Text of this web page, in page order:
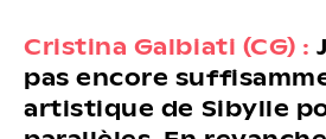
Cristina Galbiati (CG) :
pas encore
artistique de Sibylle